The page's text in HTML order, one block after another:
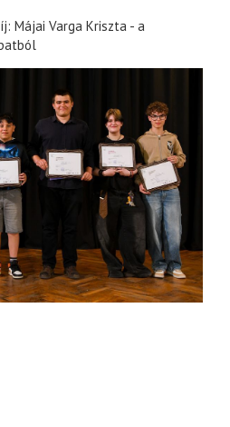
Májai Varga Kriszta - a